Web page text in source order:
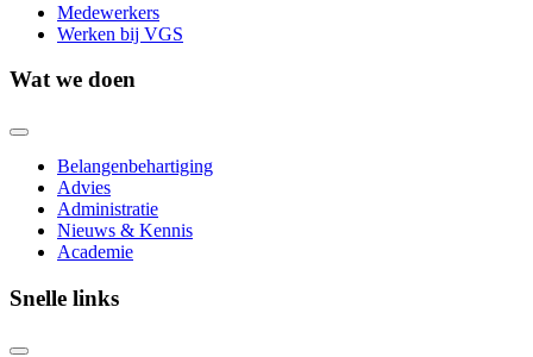
Medewerkers
Werken bij VGS
Wat we doen
Belangenbehartiging
Advies
Administratie
Nieuws & Kennis
Academie
Snelle links